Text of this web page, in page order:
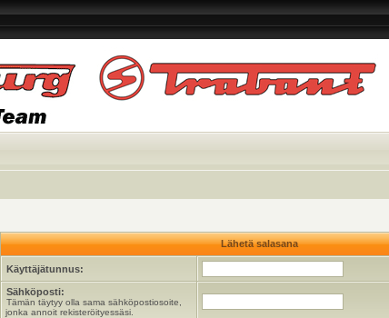
Lähetä salasana
Käyttäjätunnus:
Sähköposti:
Tämän täytyy olla sama sähköpostiosoite,
jonka annoit rekisteröityessäsi.